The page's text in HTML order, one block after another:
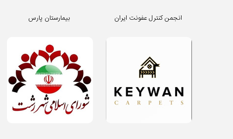
بیمارستان پارس انجمن کنترل عفونت ایران